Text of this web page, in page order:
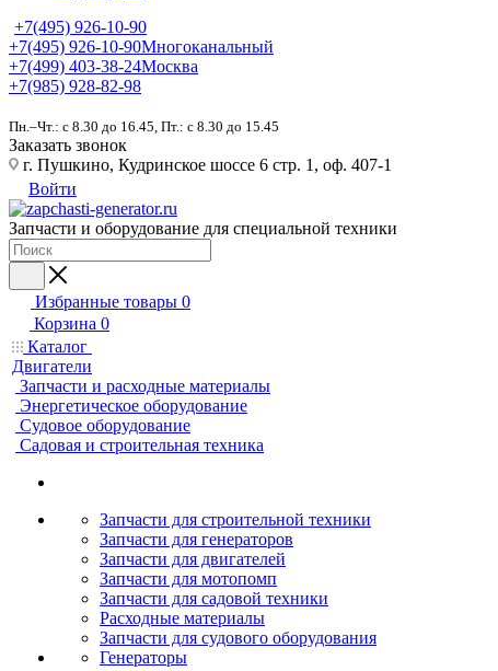
+7(495) 926-10-90
+7(495) 926-10-90Многоканальный
+7(499) 403-38-24Москва
+7(985) 928-82-98
Пн.–Чт.: с 8.30 до 16.45, Пт.: с 8.30 до 15.45
Заказать звонок
г. Пушкино, Кудринское шоссе 6 стр. 1, оф. 407-1
Войти
Запчасти и оборудование для специальной техники
Избранные товары 0
Корзина 0
Каталог
Двигатели
Запчасти и расходные материалы
Энергетическое оборудование
Судовое оборудование
Садовая и строительная техника
Запчасти для строительной техники
Запчасти для генераторов
Запчасти для двигателей
Запчасти для мотопомп
Запчасти для садовой техники
Расходные материалы
Запчасти для судового оборудования
Генераторы